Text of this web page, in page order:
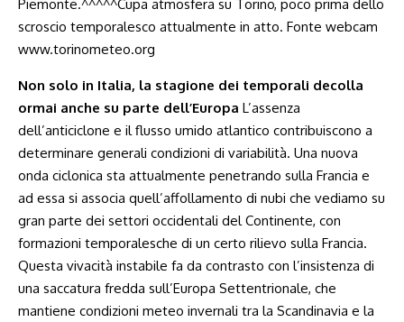
Non solo in Italia, la stagione dei temporali decolla
ormai anche su parte dell’Europa L’assenza
dell’anticiclone e il flusso umido atlantico contribuiscono a
determinare generali condizioni di variabilità. Una nuova
onda ciclonica sta attualmente penetrando sulla Francia e
ad essa si associa quell’affollamento di nubi che vediamo su
gran parte dei settori occidentali del Continente, con
formazioni temporalesche di un certo rilievo sulla Francia.
Questa vivacità instabile fa da contrasto con l’insistenza di
una saccatura fredda sull’Europa Settentrionale, che
mantiene condizioni meteo invernali tra la Scandinavia e la